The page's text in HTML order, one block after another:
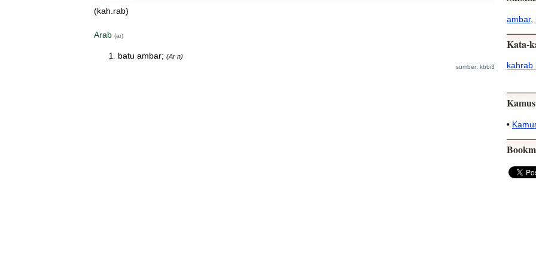
(kah.rab)
Arab (ar)
batu ambar; (Ar n)
sumber: kbbi3
ambar,
Kata-
kahrab
•